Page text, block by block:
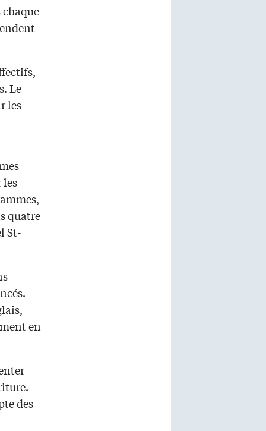
chaque
Le
les
les
quatre
St-
en
des